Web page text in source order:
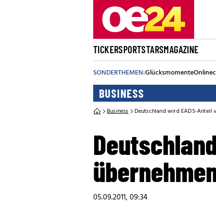
TICKERSPORTSTARSMAGAZINE
SONDERTHEMEN:Glücksmomente
BUSINESS
Business Deutschland wird EADS-Anteil
05.09.2011, 09:34